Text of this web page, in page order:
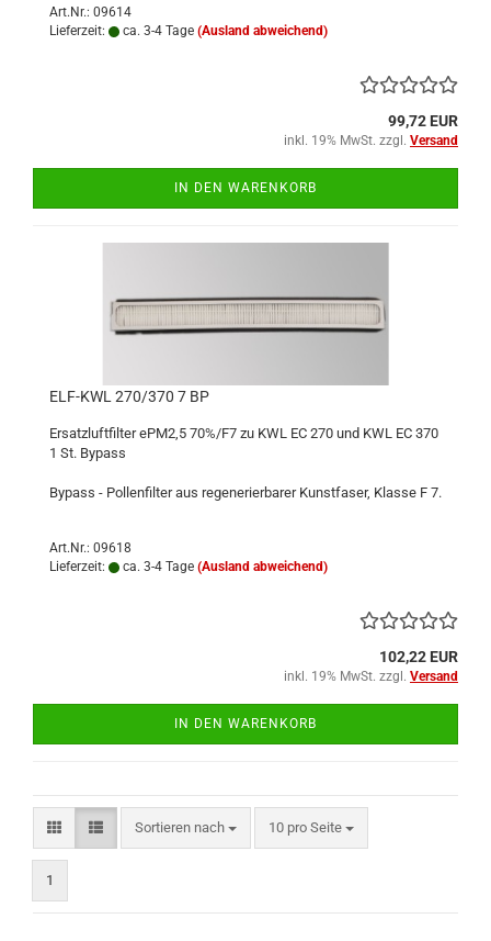
Art.Nr.: 09614
Lieferzeit:
ca. 3-4 Tage (Ausland abweichend)
99,72 EUR
inkl. 19% MwSt. zzgl. Versand
IN DEN WARENKORB
ELF-KWL 270/370 7 BP
Ersatzluftfilter ePM2,5 70%/F7 zu KWL EC 270 und KWL EC 370
1 St. Bypass
Bypass - Pollenfilter aus regenerierbarer Kunstfaser, Klasse F 7.
Art.Nr.: 09618
Lieferzeit:
ca. 3-4 Tage (Ausland abweichend)
102,22 EUR
inkl. 19% MwSt. zzgl. Versand
IN DEN WARENKORB
Sortieren nach
Sortieren nach 10 pro Seite
pro Seite
1